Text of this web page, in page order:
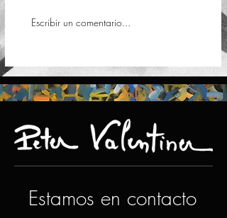
Escribir un comentario...
Estamos en contacto